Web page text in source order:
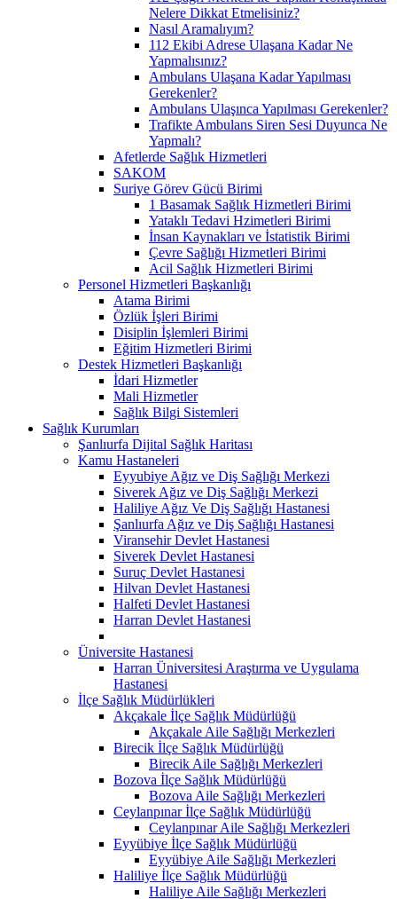
Nelere Dikkat Etmelisiniz?
Nasıl Aramalıyım?
112 Ekibi Adrese Ulaşana Kadar Ne
Yapmalısınız?
Ambulans Ulaşana Kadar Yapılması
Gerekenler?
Ambulans Ulaşınca Yapılması Gerekenler?
Trafikte Ambulans Siren Sesi Duyunca Ne
Yapmalı?
Afetlerde Sağlık Hizmetleri
SAKOM
Suriye Görev Gücü Birimi
1 Basamak Sağlık Hizmetleri Birimi
Yataklı Tedavi Hzimetleri Birimi
İnsan Kaynakları ve İstatistik Birimi
Çevre Sağlığı Hizmetleri Birimi
Acil Sağlık Hizmetleri Birimi
Personel Hizmetleri Başkanlığı
Atama Birimi
Özlük İşleri Birimi
Disiplin İşlemleri Birimi
Eğitim Hizmetleri Birimi
Destek Hizmetleri Başkanlığı
İdari Hizmetler
Mali Hizmetler
Sağlık Bilgi Sistemleri
Sağlık Kurumları
Şanlıurfa Dijital Sağlık Haritası
Kamu Hastaneleri
Eyyubiye Ağız ve Diş Sağlığı Merkezi
Siverek Ağız ve Diş Sağlığı Merkezi
Haliliye Ağız Ve Diş Sağlığı Hastanesi
Şanlıurfa Ağız ve Diş Sağlığı Hastanesi
Viransehir Devlet Hastanesi
Siverek Devlet Hastanesi
Suruç Devlet Hastanesi
Hilvan Devlet Hastanesi
Halfeti Devlet Hastanesi
Harran Devlet Hastanesi
Üniversite Hastanesi
Harran Üniversitesi Araştırma ve Uygulama
Hastanesi
İlçe Sağlık Müdürlükleri
Akçakale İlçe Sağlık Müdürlüğü
Akçakale Aile Sağlığı Merkezleri
Birecik İlçe Sağlık Müdürlüğü
Birecik Aile Sağlığı Merkezleri
Bozova İlçe Sağlık Müdürlüğü
Bozova Aile Sağlığı Merkezleri
Ceylanpınar İlçe Sağlık Müdürlüğü
Ceylanpınar Aile Sağlığı Merkezleri
Eyyübiye İlçe Sağlık Müdürlüğü
Eyyübiye Aile Sağlığı Merkezleri
Haliliye İlçe Sağlık Müdürlüğü
Haliliye Aile Sağlığı Merkezleri